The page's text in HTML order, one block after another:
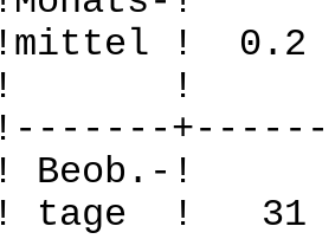
!mittel !
!
!-------
!
! tage !